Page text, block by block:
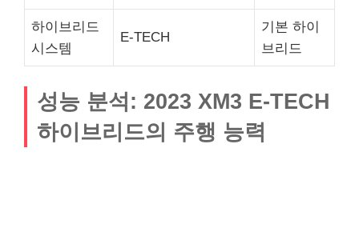
하이브리드
시스템
E-TECH
기본 하이
브리드
성능 분석: 2023 XM3 E-TECH
하이브리드의 주행 능력